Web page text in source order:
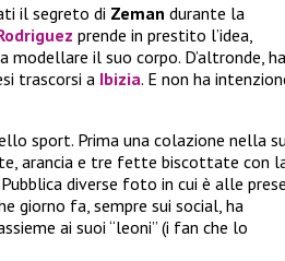
il segreto di Zeman durante la
prende in prestito l’idea,
modellare il suo corpo. D’altronde, ha
trascorsi a Ibizia. E non ha
sport. Prima una colazione nella
arancia e tre fette biscottate con
diverse foto in cui è alle prese
giorno fa, sempre sui social, ha
ai suoi “leoni” (i fan che lo